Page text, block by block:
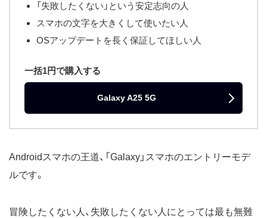
「失敗したくない」という安定志向の人
スマホの文字を大きくして使いたい人
OSアップデートを長く保証してほしい人
一括1円で購入する
Galaxy A25 5G
Androidスマホの王道、「Galaxy」スマホのエントリーモデ
ルです。
冒険したくない人、失敗したくない人にとっては最も無難